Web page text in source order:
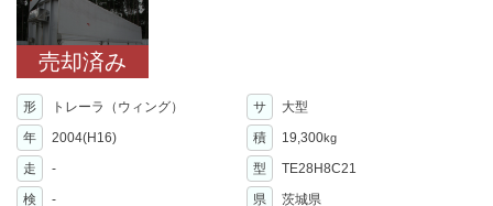
売却済み
形 トレーラ（ウィング） サ
大型
年
2004(H16) 積 19,300kg
走 - 型
TE28H8C21
検
- 県 茨城県